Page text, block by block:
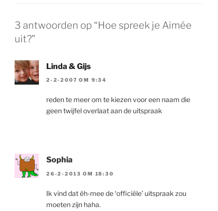
3 antwoorden op “Hoe spreek je Aimée
uit?”
Linda & Gijs
2-2-2007 OM 9:34
reden te meer om te kiezen voor een naam die
geen twijfel overlaat aan de uitspraak
Sophia
26-2-2013 OM 18:30
Ik vind dat èh-mee de ‘officiële’ uitspraak zou
moeten zijn haha.